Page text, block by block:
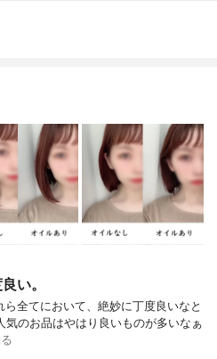
い。
全てにおいて、絶妙に丁度良いなと
のお品はやはり良いものが多いなぁ